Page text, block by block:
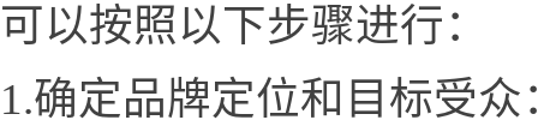
可以按照以下步骤进行：
1.确定品牌定位和目标受众